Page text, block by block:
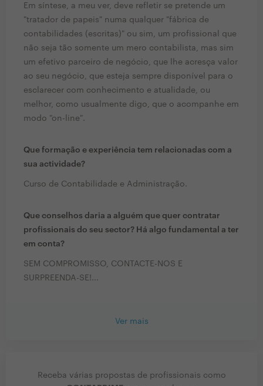
Em síntese, a meu ver, deve refletir se pretende um
"tratador de papeis" numa qualquer "fábrica de
contabilidades (escritas)" ou sim, um profissional que
não seja tão somente um mero contabilista, mas sim
um efetivo parceiro de negócio, que lhe acresça valor
ao seu negócio, que esteja sempre disponível para o
esclarecer com conhecimento e atualidade, ou
melhor, como usualmente digo, que o acompanhe em
modo "on-line".
Que formação e experiência tem relacionadas com a
sua actividade?
Curso de Contabilidade e Administração.
Que conselhos daria a alguém que quer contratar
profissionais do seu sector? Há algo fundamental a ter
em conta?
SEM COMPROMISSO, CONTACTE-NOS E
SURPREENDA-SE!...
Ver mais
Receba várias propostas de profissionais como